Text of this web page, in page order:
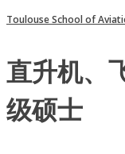
Toulouse School of
直升机、
级硕士